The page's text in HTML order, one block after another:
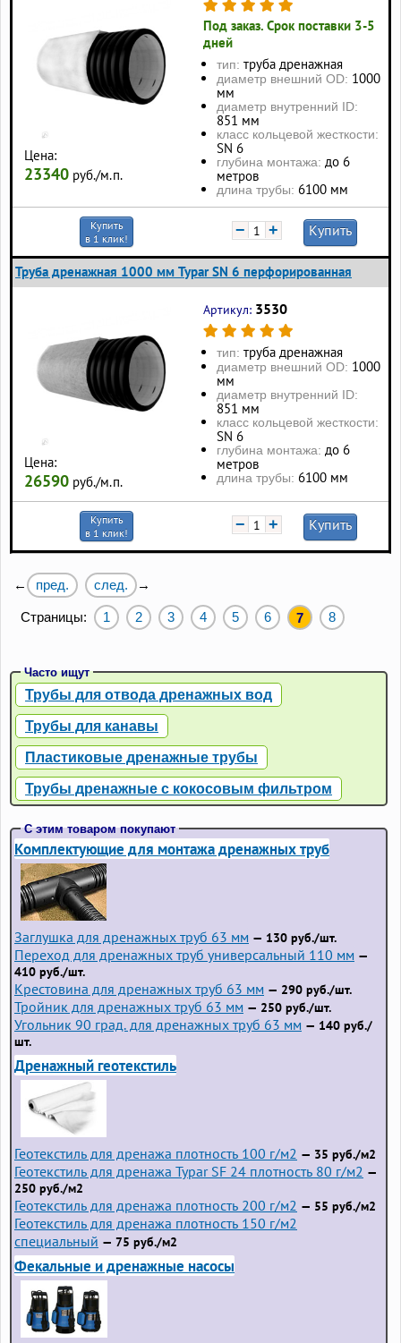
Цена:
23340 руб./м.п.
Под заказ. Срок поставки 3-5
дней
тип: труба дренажная
диаметр внешний OD: 1000
мм
диаметр внутренний ID:
851 мм
класс кольцевой жесткости:
SN 6
глубина монтажа: до 6
метров
длина трубы: 6100 мм
Купить
в 1 клик!
− + Купить
Труба дренажная 1000 мм Typar SN 6 перфорированная
Цена:
26590 руб./м.п.
Артикул: 3530
тип: труба дренажная
диаметр внешний OD: 1000
мм
диаметр внутренний ID:
851 мм
класс кольцевой жесткости:
SN 6
глубина монтажа: до 6
метров
длина трубы: 6100 мм
Купить
в 1 клик!
− + Купить
← пред. след. →
Страницы: 1 2 3 4 5 6 7 8
Часто ищут
Трубы для отвода дренажных вод
Трубы для канавы
Пластиковые дренажные трубы
Трубы дренажные с кокосовым фильтром
С этим товаром покупают
Комплектующие для монтажа дренажных труб
Заглушка для дренажных труб 63 мм — 130 руб./шт.
Переход для дренажных труб универсальный 110 мм —
410 руб./шт.
Крестовина для дренажных труб 63 мм — 290 руб./шт.
Тройник для дренажных труб 63 мм — 250 руб./шт.
Угольник 90 град. для дренажных труб 63 мм — 140 руб./
шт.
Дренажный геотекстиль
Геотекстиль для дренажа плотность 100 г/м2 — 35 руб./м2
Геотекстиль для дренажа Typar SF 24 плотность 80 г/м2 —
250 руб./м2
Геотекстиль для дренажа плотность 200 г/м2 — 55 руб./м2
Геотекстиль для дренажа плотность 150 г/м2
специальный — 75 руб./м2
Фекальные и дренажные насосы